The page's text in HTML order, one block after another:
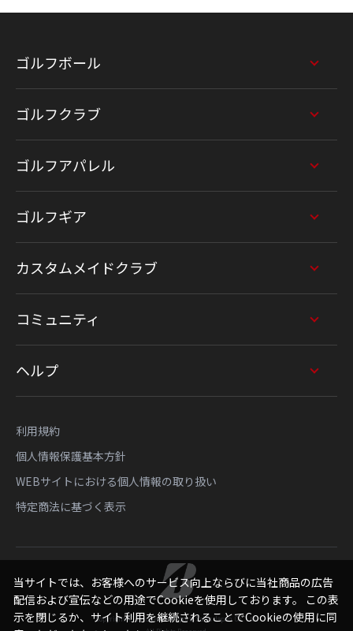
ゴルフボール
ゴルフクラブ
ゴルフアパレル
ゴルフギア
カスタムメイドクラブ
コミュニティ
ヘルプ
利用規約
個人情報保護基本方針
WEBサイトにおける個人情報の取り扱い
特定商法に基づく表示
Copyright © Bridgestone Sports Sales Japan Co., Ltd.
当サイトでは、お客様へのサービス向上ならびに当社商品の広告
配信および宣伝などの用途でCookieを使用しております。 この表
示を閉じるか、サイト利用を継続されることでCookieの使用に同